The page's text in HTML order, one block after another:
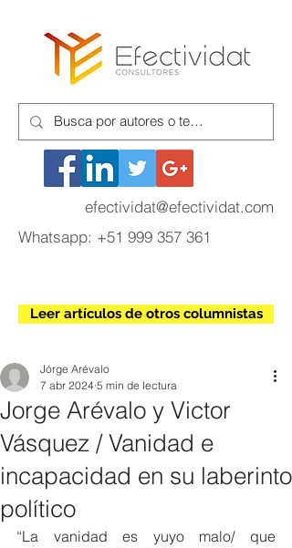
efectividat@efectividat.com
Whatsapp: +51 999 357 361
Leer artículos de otros columnistas
Jorge Arévalo y Victor
Vásquez / Vanidad e
incapacidad en su laberinto
político
Jórge Arévalo
7 abr 2024 5 min de lectura
“La vanidad es yuyo malo/ que